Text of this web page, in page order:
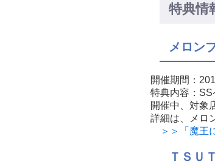
特典情
メロン
開催期間：
特典内容：SS
開催中、対象
詳細は、メロ
＞＞「魔王
ＴＳＵ